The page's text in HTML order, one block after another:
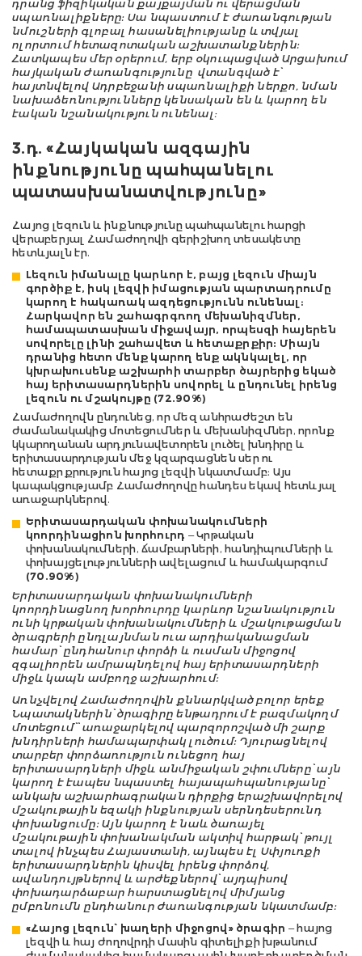
դրանց ֆիզիկական քայքայման ու վերացման
սպառնալիքները: Սա նպաստում է ժառանգության
նմուշների գլոբալ հասանելիությանը և տվյալ
ոլորտում հետազոտական աշխատանքներին:
Հատկապես մեր օրերում, երբ օկուպացված Արցախում
հայկական ժառանգությունը վտանգված է՝
հայտնվելով Ադրբեջանի սպառնալիքի ներքո, նման
նախաձեռնությունները կենսական են և կարող են
էական նշանակություն ունենալ։
3.դ. «Հայկական ազգային
ինքնությունը պահպանելու
պատասխանատվությունը»
Հայոց լեզուն և ինքնությունը պահպանելու հարցի
վերաբերյալ Համաժողովի գերիշխող տեսակետը
հետևյալն էր.
Լեզուն իմանալը կարևոր է, բայց լեզուն միայն
գործիք է, իսկ լեզվի իմացության պարտադրումը
կարող է հակառակ ազդեցությունն ունենալ։
Հարկավոր են շահագրգռող մեխանիզմներ,
համապատասխան միջավայր, որպեսզի հայերեն
սովորելը լինի շահավետ և հետաքրքիր: Միայն
դրանից հետո մենք կարող ենք ակնկալել, որ
կխրախուսենք աշխարհի տարբեր ծայրերից եկած
հայ երիտասարդներին սովորել և ընդունել իրենց
լեզուն ու մշակույթը (72.90%)
Համաժողովն ընդունեց, որ մեզ անհրաժեշտ են
ժամանակակից մոտեցումներ և մեխանիզմներ, որոնք
կկարողանան արդյունավետորեն լուծել խնդիրը և
երիտասարդության մեջ կզարգացնեն սեր ու
հետաքրքրություն հայոց լեզվի նկատմամբ։ Այս
կապակցությամբ Համաժողովը հանդես եկավ հետևյալ
առաջարկներով.
Երիտասարդական փոխանակումների
կոորդինացիոն խորհուրդ – Կրթական
փոխանակումների, ճամբարների, հանդիպումների և
փոխայցելությունների ավելացում և համակարգում
(70.90%)
Երիտասարդական փոխանակումների
կոորդինացնող խորհուրդը կարևոր նշանակություն
ունի կրթական փոխանակումների և մշակութացման
ծրագրերի ընդլայնման ուա արդիականացման
համար՝ ընդհանուր փորձի և ուսման միջոցով
զգալիորեն ամրապնդելով հայ երիտասարդների
միջև կապն ամբողջ աշխարհում:
Առնչվելով Համաժողովին քննարկված բոլոր երեք
Նպատակներին՝ ծրագիրը ենթադրում է բազմակողմ
մոտեցում՝՝ առաջարկելով պարզորոշված մի շարք
խնդիրների համապարփակ լուծում: Դյուրացնելով
տարբեր փորձառություն ունեցող հայ
երիտասարդների միջև անմիջական շփումները՝ այն
կարող է էապես նպաստել հայապահպանությանը՝
անկախ աշխարհագրական դիրքից երաշխավորելով
մշակութային եզակի ինքնության սերնդեսերունդ
փոխանցումը: Այն կարող է նաև ծառայել
մշակութային փոխանակման ակտիվ հարթակ՝ թույլ
տալով ինչպես Հայաստանի, այնպես էլ Սփյուռքի
երիտասարդներին կիսվել իրենց փորձով,
ավանդույթներով և արժեքներով՝ այդպիսով
փոխադարձաբարհարստացնելով միմյանց
ըմբռնումն ընդհանուր ժառանգության նկատմամբ:
«Հայոց լեզուն՝ խաղերի միջոցով» ծրագիր – հայոց
լեզվի և հայ ժողովրդի մասին գիտելիքի խթանում